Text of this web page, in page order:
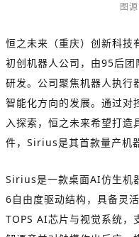
图
恒之未来（重庆）创新科技
初创机器人公司，由95后
研发。公司聚焦机器人执行
智能化方向的发展。通过对
入探索，恒之未来希望打造
件，Sirius是其首款量产机
Sirius是一款桌面AI仿生机
6自由度驱动结构，具备灵
TOPS AI芯片与视觉系统，